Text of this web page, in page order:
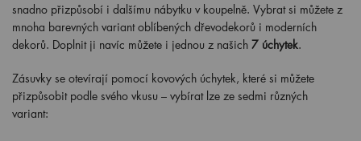
snadno přizpůsobí i dalšímu nábytku v koupelně. Vybrat si můžete z
mnoha barevných variant oblíbených dřevodekorů i moderních
dekorů. Doplnit ji navíc můžete i jednou z našich 7 úchytek.
Zásuvky se otevírají pomocí kovových úchytek, které si můžete
přizpůsobit podle svého vkusu – vybírat lze ze sedmi různých
variant: